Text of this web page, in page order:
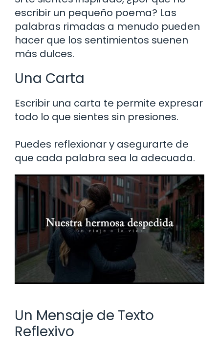
escribir un pequeño poema? Las
palabras rimadas a menudo pueden
hacer que los sentimientos suenen
más dulces.
Una Carta
Escribir una carta te permite expresar
todo lo que sientes sin presiones.
Puedes reflexionar y asegurarte de
que cada palabra sea la adecuada.
Un Mensaje de Texto
Reflexivo